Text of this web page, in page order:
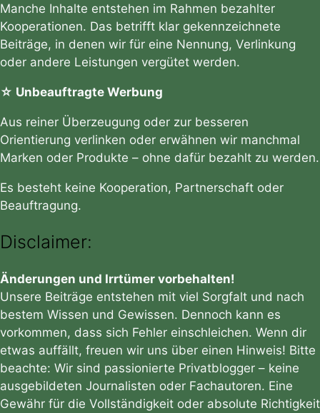
Manche Inhalte entstehen im Rahmen bezahlter
Kooperationen. Das betrifft klar gekennzeichnete
Beiträge, in denen wir für eine Nennung, Verlinkung
oder andere Leistungen vergütet werden.
☆ Unbeauftragte Werbung
Aus reiner Überzeugung oder zur besseren
Orientierung verlinken oder erwähnen wir manchmal
Marken oder Produkte – ohne dafür bezahlt zu werden.
Es besteht keine Kooperation, Partnerschaft oder
Beauftragung.
Disclaimer:
Änderungen und Irrtümer vorbehalten!
Unsere Beiträge entstehen mit viel Sorgfalt und nach
bestem Wissen und Gewissen. Dennoch kann es
vorkommen, dass sich Fehler einschleichen. Wenn dir
etwas auffällt, freuen wir uns über einen Hinweis! Bitte
beachte: Wir sind passionierte Privatblogger – keine
ausgebildeten Journalisten oder Fachautoren. Eine
Gewähr für die Vollständigkeit oder absolute Richtigkeit